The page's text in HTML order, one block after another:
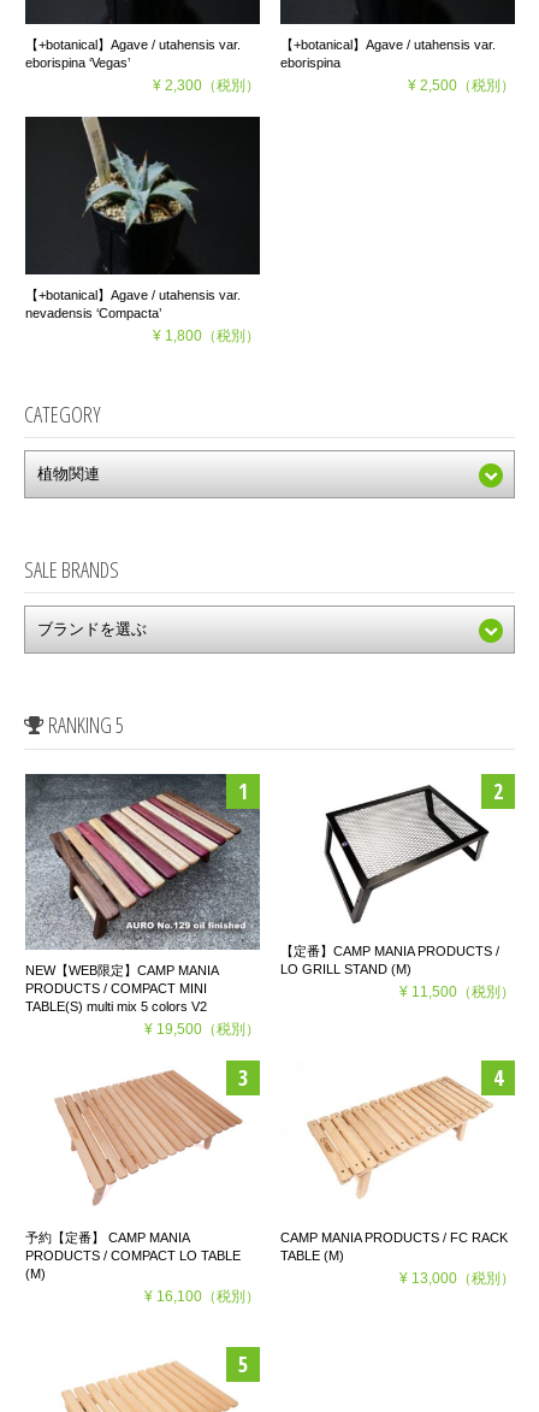
【+botanical】Agave / utahensis var.
eborispina ‘Vegas’
¥ 2,300（税別）
【+botanical】Agave / utahensis var.
eborispina
¥ 2,500（税別）
【+botanical】Agave / utahensis var.
nevadensis ‘Compacta’
¥ 1,800（税別）
CATEGORY
SALE BRANDS
RANKING 5
NEW【WEB限定】CAMP MANIA
PRODUCTS / COMPACT MINI
TABLE(S) multi mix 5 colors V2
¥ 19,500（税別）
【定番】CAMP MANIA PRODUCTS /
LO GRILL STAND (M)
¥ 11,500（税別）
予約【定番】 CAMP MANIA
PRODUCTS / COMPACT LO TABLE
(M)
¥ 16,100（税別）
CAMP MANIA PRODUCTS / FC RACK
TABLE (M)
¥ 13,000（税別）